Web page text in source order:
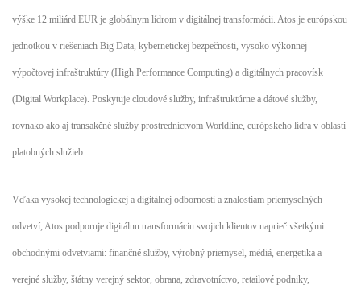
výške 12 miliárd EUR je globálnym lídrom v digitálnej transformácii. Atos je európskou
jednotkou v riešeniach Big Data, kybernetickej bezpečnosti, vysoko výkonnej
výpočtovej infraštruktúry (High Performance Computing) a digitálnych pracovísk
(Digital Workplace). Poskytuje cloudové služby, infraštruktúrne a dátové služby,
rovnako ako aj transakčné služby prostredníctvom Worldline, európskeho lídra v oblasti
platobných služieb.
Vďaka vysokej technologickej a digitálnej odbornosti a znalostiam priemyselných
odvetví, Atos podporuje digitálnu transformáciu svojich klientov naprieč všetkými
obchodnými odvetviami: finančné služby, výrobný priemysel, médiá, energetika a
verejné služby, štátny verejný sektor, obrana, zdravotníctvo, retailové podniky,